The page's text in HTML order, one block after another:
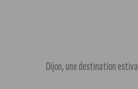
Dijon, une destination